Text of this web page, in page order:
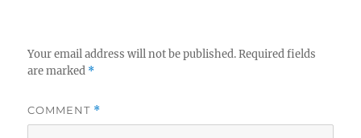
Your email address will not be published. Required fields
are marked *
COMMENT *